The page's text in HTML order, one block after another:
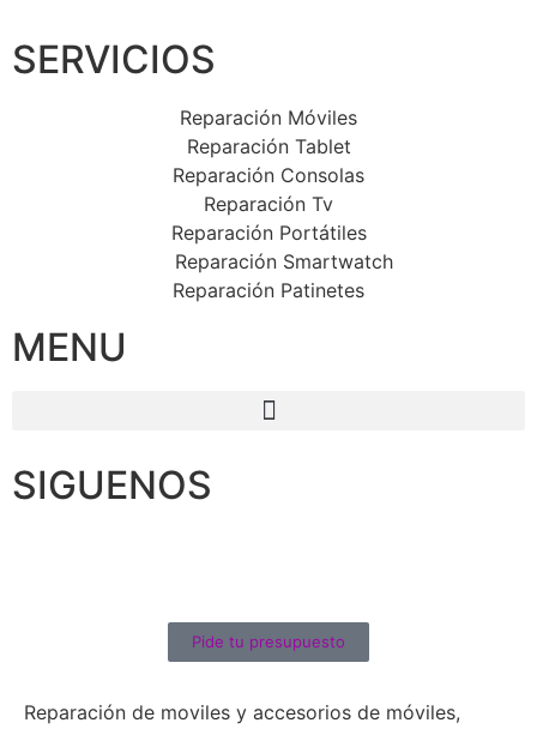
SERVICIOS
Reparación Móviles
Reparación Tablet
Reparación Consolas
Reparación Tv
Reparación Portátiles
Reparación Smartwatch
Reparación Patinetes
MENU
SIGUENOS
Pide tu presupuesto
Reparación de moviles y accesorios de móviles,